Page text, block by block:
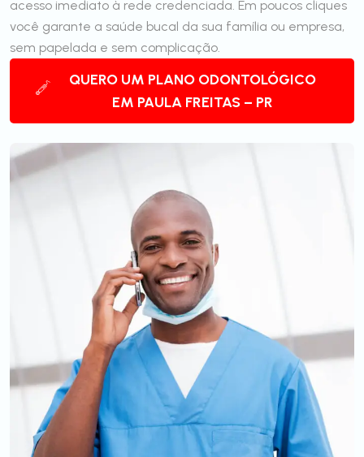
acesso imediato à rede credenciada. Em poucos cliques
você garante a saúde bucal da sua família ou empresa,
sem papelada e sem complicação.
QUERO UM PLANO ODONTOLÓGICO
EM PAULA FREITAS – PR